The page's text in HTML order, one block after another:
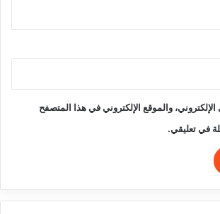
والموقع الإلكتروني في هذا المتصفح
في تعليقي.